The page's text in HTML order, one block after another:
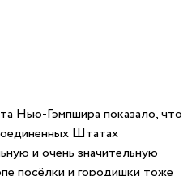
Нью-Гэмпшира показало, что
Штатах
и очень значительную